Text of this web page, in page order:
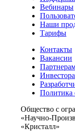
Вебинары
Наши
Тарифы
Контакты
Вакансии
Политика
Общество с
«Научно-
«Кристалл»